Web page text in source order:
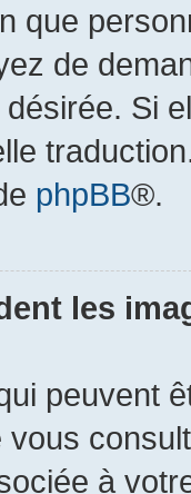
que
de
Si
phpBB®.
les
peuvent
vous
à